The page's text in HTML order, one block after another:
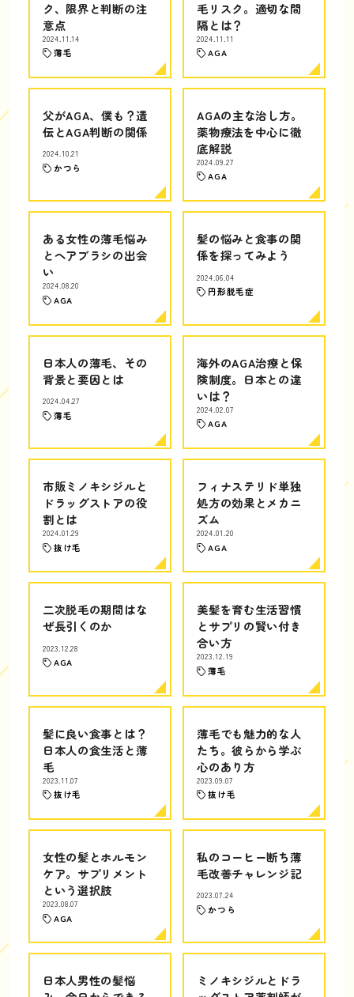
ク、限界と判断の注
意点
2024.11.14
薄毛
毛リスク。適切な間
隔とは？
2024.11.11
AGA
父がAGA、僕も？遺
伝とAGA判断の関係
2024.10.21
かつら
AGAの主な治し方。
薬物療法を中心に徹
底解説
2024.09.27
AGA
ある女性の薄毛悩み
とヘアブラシの出会
い
2024.08.20
AGA
髪の悩みと食事の関
係を探ってみよう
2024.06.04
円形脱毛症
日本人の薄毛、その
背景と要因とは
2024.04.27
薄毛
海外のAGA治療と保
険制度。日本との違
いは？
2024.02.07
AGA
市販ミノキシジルと
ドラッグストアの役
割とは
2024.01.29
抜け毛
フィナステリド単独
処方の効果とメカニ
ズム
2024.01.20
AGA
二次脱毛の期間はな
ぜ長引くのか
2023.12.28
AGA
美髪を育む生活習慣
とサプリの賢い付き
合い方
2023.12.19
薄毛
髪に良い食事とは？
日本人の食生活と薄
毛
2023.11.07
抜け毛
薄毛でも魅力的な人
たち。彼らから学ぶ
心のあり方
2023.09.07
抜け毛
女性の髪とホルモン
ケア。サプリメント
という選択肢
2023.08.07
AGA
私のコーヒー断ち薄
毛改善チャレンジ記
2023.07.24
かつら
日本人男性の髪悩
ミノキシジルとドラ